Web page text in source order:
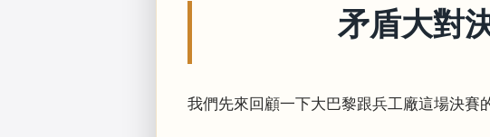
矛盾大對
我們先來回顧一下大巴黎跟兵工廠這場決賽